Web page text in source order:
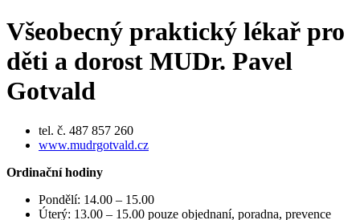
Všeobecný praktický lékař pro
děti a dorost MUDr. Pavel
Gotvald
tel. č. 487 857 260
www.mudrgotvald.cz
Ordinační hodiny
Pondělí: 14.00 – 15.00
Úterý: 13.00 – 15.00 pouze objednaní, poradna, prevence